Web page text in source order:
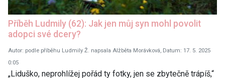
Příběh Ludmily (62): Jak jen můj syn mohl povolit
adopci své dcery?
Autor: podle příběhu Ludmily Ž. napsala Alžběta Morávková, Datum: 17. 5. 2025
0:05
„Liduško, neprohlížej pořád ty fotky, jen se zbytečně trápíš,“